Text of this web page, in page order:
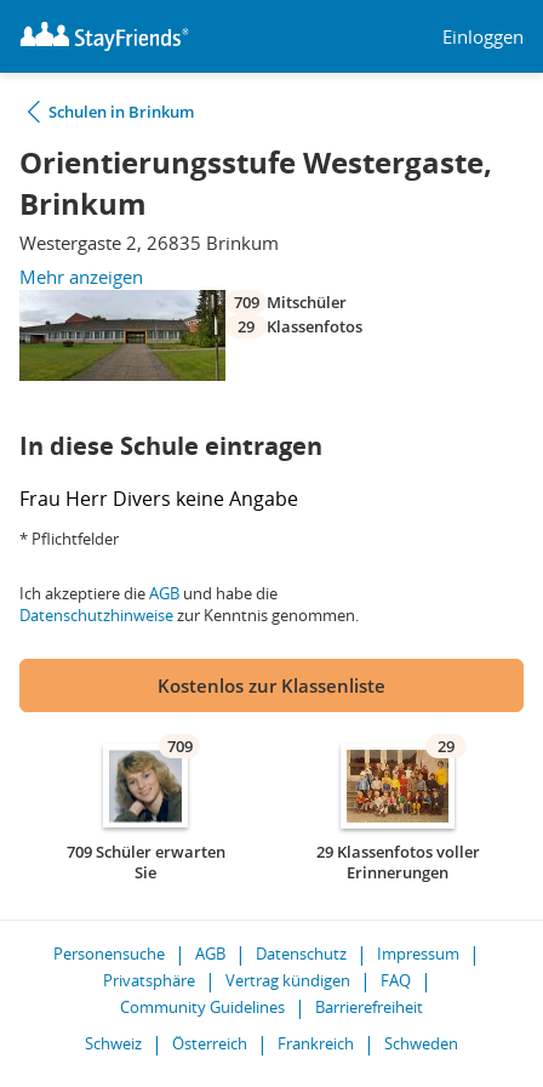
Einloggen
Schulen in Brinkum
Orientierungsstufe Westergaste,
Brinkum
Westergaste 2, 26835 Brinkum
Mehr anzeigen
709 Mitschüler
29
Klassenfotos
In diese Schule eintragen
Frau Herr Divers keine Angabe
* Pflichtfelder
Ich akzeptiere dieAGB und habe die
Datenschutzhinweisezur Kenntnis genommen.
Kostenlos zur Klassenliste
709
709 Schüler erwarten
Sie
29
29 Klassenfotos voller
Erinnerungen
Personensuche AGB Datenschutz
Impressum
Privatsphäre
Vertrag kündigen
FAQ
Community Guidelines
Barrierefreiheit
Schweiz
Österreich Frankreich Schweden